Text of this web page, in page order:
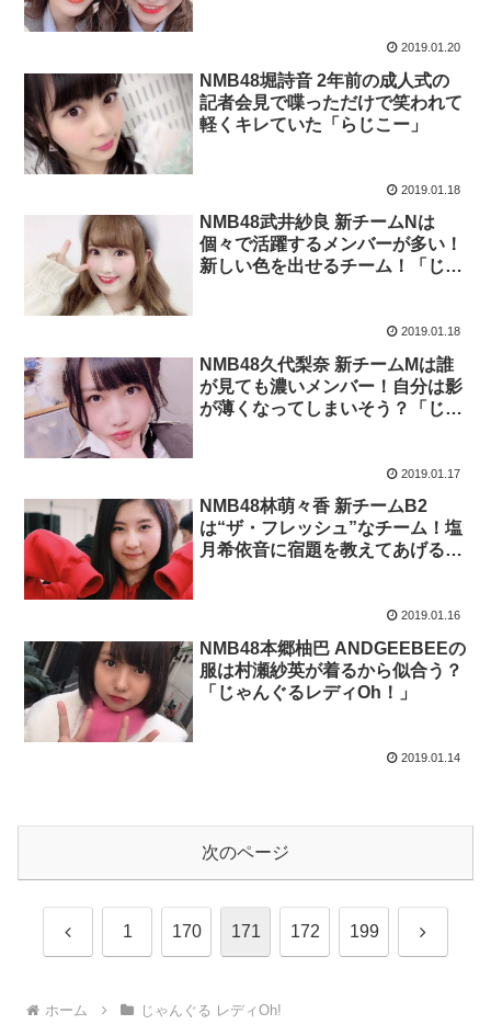
2019.01.20
NMB48堀詩音 2年前の成人式の
記者会見で喋っただけで笑われて
軽くキレていた「らじこー」
2019.01.18
NMB48武井紗良 新チームNは
個々で活躍するメンバーが多い！
新しい色を出せるチーム！「じゃ
2019.01.18
NMB48久代梨奈 新チームMは誰
が見ても濃いメンバー！自分は影
が薄くなってしまいそう？「じゃ
2019.01.17
NMB48林萌々香 新チームB2
は“ザ・フレッシュ”なチーム！塩
月希依音に宿題を教えてあげる？
2019.01.16
NMB48本郷柚巴 ANDGEEBEEの
服は村瀬紗英が着るから似合う？
「じゃんぐるレディOh！」
2019.01.14
次のページ
前 1 170 171 172 199 次
ホーム じゃんぐる レディOh!